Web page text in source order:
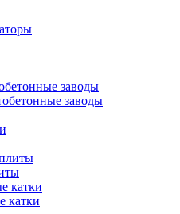
заводы
заводы
катки
катки